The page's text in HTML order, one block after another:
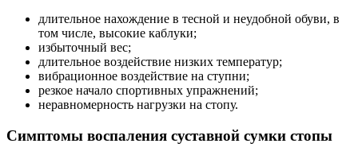
длительное нахождение в тесной и неудобной обуви, в
том числе, высокие каблуки;
избыточный вес;
длительное воздействие низких температур;
вибрационное воздействие на ступни;
резкое начало спортивных упражнений;
неравномерность нагрузки на стопу.
Симптомы воспаления суставной сумки стопы